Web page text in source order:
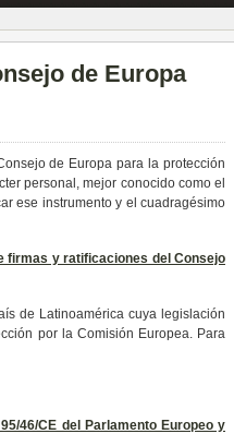
de Europa
de Europa para la protección
personal, mejor conocido como el
ese instrumento y el cuadragésimo
firmas y ratificaciones del Consejo
de Latinoamérica cuya legislación
por la Comisión Europea. Para
46/CE del Parlamento Europeo y